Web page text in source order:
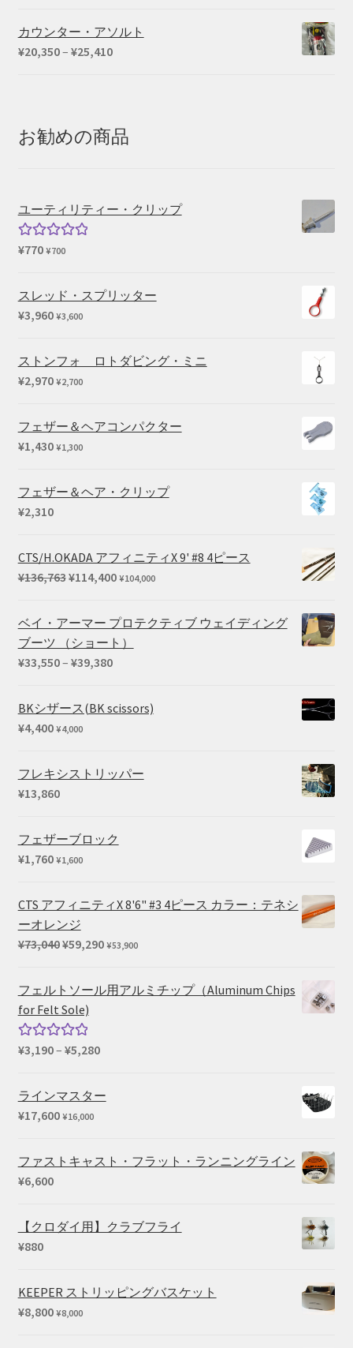
カウンター・アソルト
¥20,350– ¥25,410価
–
¥25,410
お勧めの商品
ユーティリティー・クリップ
5段階中
¥770 ¥700
スレッド・スプリッター
¥3,960 ¥3,600
ストンフォ ロトダビング・ミニ
¥2,970 ¥2,700
フェザー＆ヘアコンパクター
¥1,430 ¥1,300
フェザー＆ヘア・クリップ
¥2,310
CTS/H.OKADA アフィニティX 9' #8 4ピース
¥136,763元
価
格
は
¥136,763
し
た。
¥114,400現
の
価
格
で
¥104,000
ベイ・アーマー プロテクティブ ウェイディング
ブーツ （ショート）
¥33,550– ¥39,380価
帯:
¥33,550
BKシザース(BK scissors)
¥4,400 ¥4,000
フレキシストリッパー
¥13,860
フェザーブロック
¥1,760 ¥1,600
CTS アフィニティX 8'6" #3 4ピース カラー：テネシ
ーオレンジ
¥73,040元
価
格
は
た。
¥59,290現
の
す。
¥53,900
フェルトソール用アルミチップ（Aluminum Chips
for Felt Sole)
5段階中
¥3,190– ¥5,280価
ラインマスター
¥17,600 ¥16,000
ファストキャスト・フラット・ランニングライン
¥6,600
【クロダイ用】クラブフライ
¥880
KEEPER ストリッピングバスケット
¥8,800 ¥8,000